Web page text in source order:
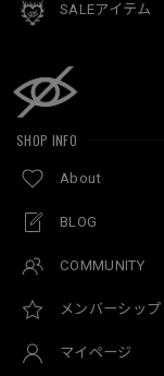
SALEアイテム
SHOP INFO
About
BLOG
COMMUNITY
メンバーシップ
マイページ